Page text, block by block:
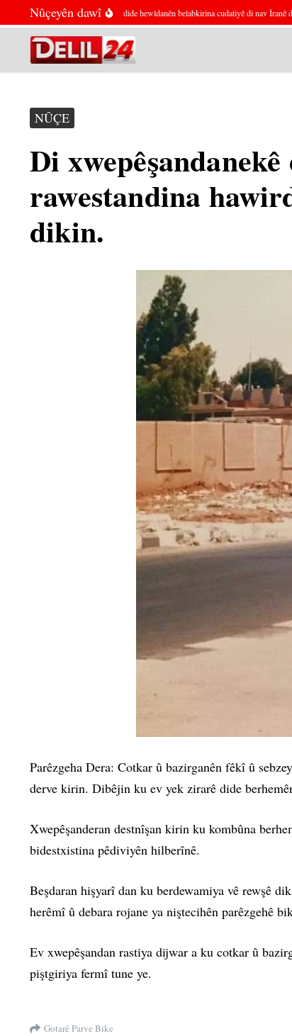
Skip to content
Nûçeyên dawî
Pezeşkiyan hişyarî dide hewldanên belabkirina cudatiyê di nav Îranê de
NÛÇE
Di
rawestandina
dikin.
Parêzgeha Dera: Cotkar û bazirganên fêkî û
derve kirin. Dibêjin ku ev yek zirarê dide
Xwepêşanderan destnîşan kirin ku kombûna
bidestxistina pêdiviyên hilberînê.
Beşdaran hişyarî dan ku berdewamiya vê rewşê
herêmî û debara rojane ya niştecihên parêzgehê
Ev xwepêşandan rastiya dijwar a ku cotkar û
piştgiriya fermî tune ye.
Gotarê Parve Bike